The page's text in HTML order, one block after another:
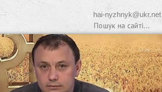
hai-nyzhnyk@ukr.net